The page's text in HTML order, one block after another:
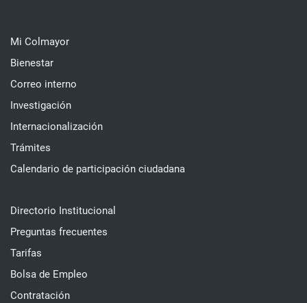
Mi Colmayor
Bienestar
Correo interno
Investigación
Internacionalización
Trámites
Calendario de participación ciudadana
Directorio Institucional
Preguntas frecuentes
Tarifas
Bolsa de Empleo
Contratación